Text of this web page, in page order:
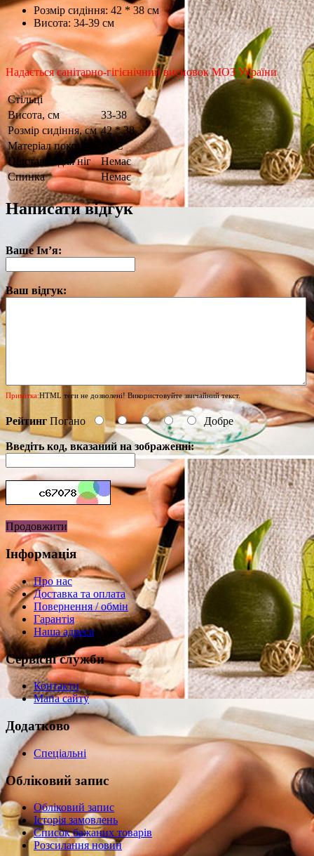
Розмір сидіння: 42 * 38 см
Висота: 34-39 см
Надається санітарно-гігієнічний висновок МОЗ України
Стільці
Висота, см
33-38
Розмір сидіння, см 42 * 38
Матеріал покриття
PVC
Підставка для ніг
Немає
Спинка
Немає
Написати відгук
Ваше Ім’я:
Ваш відгук:
Примітка:HTML теги не дозволені! Використовуйте звичайний текст.
Рейтинг Погано Добре
Введіть код, вказаний на зображенні:
Продовжити
Інформація
Про нас
Доставка та оплата
Повернення / обмін
Гарантія
Наша адреса
Сервісні служби
Контакти
Мапа сайту
Додатково
Спеціальні
Обліковий запис
Обліковий запис
Історія замовлень
Список бажаних товарів
Розсилання новин